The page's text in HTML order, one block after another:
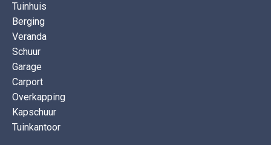
Tuinhuis
Berging
Veranda
Schuur
Garage
Carport
Overkapping
Kapschuur
Tuinkantoor